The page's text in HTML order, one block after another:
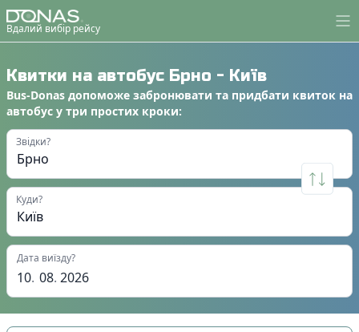
Вдалий вибір рейсу
Квитки на автобус Брно - Київ
Bus-Donas допоможе забронювати та придбати квиток на
автобус у три простих кроки:
Звідки?
Куди?
Дата виїзду?
10. 08. 2026